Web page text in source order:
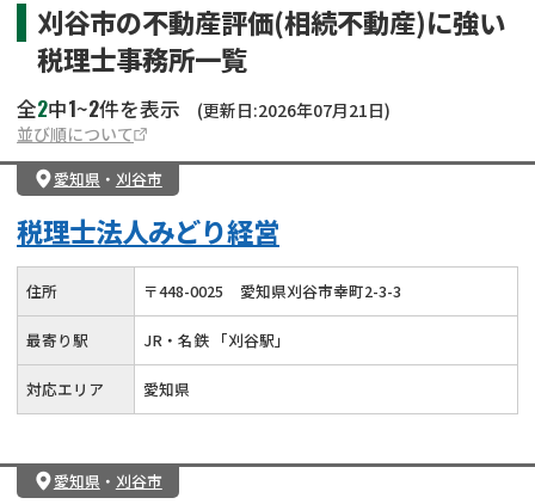
刈谷市の不動産評価(相続不動産)に強い
税理士事務所一覧
全2中1~2件を表示
(更新日:2026年07月21日)
並び順について
愛知県 ・ 刈谷市
税理士法人みどり経営
住所 〒448-0025 愛知県刈谷市幸町2-3-3
最寄り駅 JR・名鉄 「刈谷駅」
対応エリア 愛知県
愛知県 ・ 刈谷市